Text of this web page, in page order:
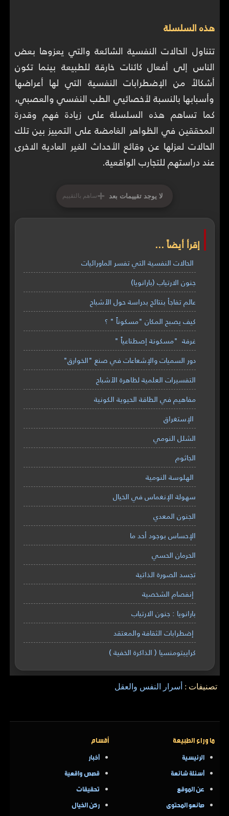
هذه السلسلة
تتناول الحالات النفسية الشائعة والتي يعزوها بعض
الناس إلى أفعال كائنات خارقة للطبيعة بينما تكون
أشكالاً من الإضطرابات النفسية التي لها أعراضها
وأسبابها بالنسبة لأخصائيي الطب النفسي والعصبي،
كما تساهم هذه السلسلة على زيادة فهم وقدرة
المحققين في الظواهر الغامضة على التمييز بين تلك
الحالات لعزلها عن وقائع الأحداث الغير العادية الاخرى
عند دراستهم للتجارب الواقعية.
لا يوجد تقييمات بعد +ساهم بالتقييم
إقرأ أيضاً ...
الحالات النفسية التي تفسر الماورائيات
جنون الارتياب (بارانويا)
عالم تفاجأ بنتائج بدراسة حول الأشباح
كيف يصبح المكان "مسكوناً " ؟
غرفة "مسكونة إصطناعياً "
دور السميات والإشعاعات في صنع "الخوارق"
التفسيرات العلمية لظاهرة الأشباح
مفاهيم في الطاقة الحيوية الكونية
الإستغراق
الشلل النومي
الجاثوم
الهلوسة النومية
سهولة الإنغماس في الخيال
الجنون المعدي
الإحساس بوجود أحد ما
الحرمان الحسي
تجسد الصورة الذاتية
إنفصام الشخصية
بارانويا : جنون الارتياب
إضطرابات الثقافة والمعتقد
كرايبتومنسيا ( الذاكرة الخفية )
تصنيفات : أسرار النفس والعقل
ما وراء الطبيعة
الرئيسية
أسئلة شائعة
عن الموقع
صانعو المحتوى
أقسام
أخبار
قصص واقعية
تحقيقات
ركن الخيال